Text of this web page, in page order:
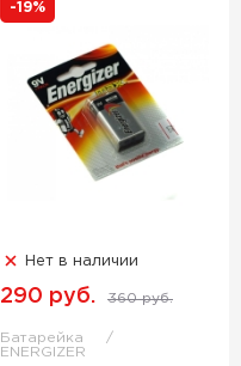
-19%
Нет в наличии
290 руб. 360 руб.
Батарейка
ENERGIZER